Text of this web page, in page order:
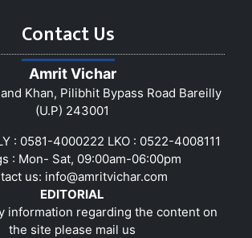
Contact Us
Amrit Vichar
Khan, Pilibhit Bypass Road Bareilly
(U.P) 243001
: 0581-4000222 LKO : 0522-4008111
: Mon- Sat, 09:00am-06:00pm
us: info@amritvichar.com
EDITORIAL
information regarding the content on
the site please mail us